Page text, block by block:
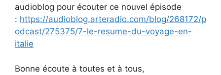
audioblog pour écouter ce nouvel épisode
: https://audioblog.arteradio.com/blog/268172/p
odcast/275375/7-le-resume-du-voyage-en-
italie
Bonne écoute à toutes et à tous,